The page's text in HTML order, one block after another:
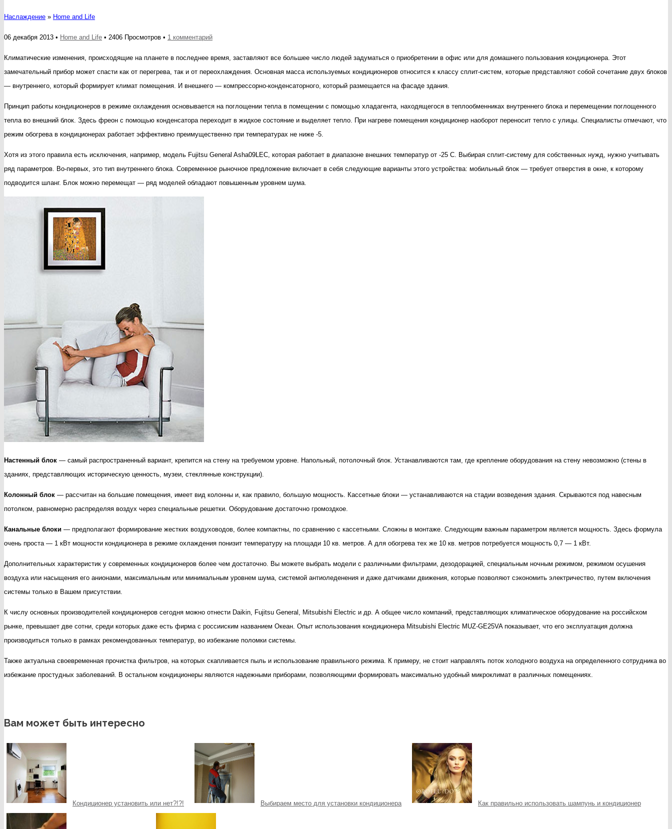
Наслаждение » Home and Life
06 декабря 2013 • Home and Life • 2406 Просмотров • 1 комментарийк
Asha09LEC
Климатические изменения, происходящие на планете в последнее время, заставляют все большее число людей задуматься о приобретении в офис или для домашнего пользования кондиционера. Этот
замечательный прибор может спасти как от перегрева, так и от переохлаждения. Основная масса используемых кондиционеров относится к классу сплит-систем, которые представляют собой сочетание двух блоков
— внутреннего, который формирует климат помещения. И внешнего — компрессорно-конденсаторного, который размещается на фасаде здания.
Принцип работы кондиционеров в режиме охлаждения основывается на поглощении тепла в помещении с помощью хладагента, находящегося в теплообменниках внутреннего блока и перемещении поглощенного
тепла во внешний блок. Здесь фреон с помощью конденсатора переходит в жидкое состояние и выделяет тепло. При нагреве помещения кондиционер наоборот переносит тепло с улицы. Специалисты отмечают, что
режим обогрева в кондиционерах работает эффективно преимущественно при температурах не ниже -5.
Хотя из этого правила есть исключения, например, модель Fujitsu General Asha09LEC, которая работает в диапазоне внешних температур от -25 С. Выбирая сплит-систему для собственных нужд, нужно учитывать
ряд параметров. Во-первых, это тип внутреннего блока. Современное рыночное предложение включает в себя следующие варианты этого устройства: мобильный блок — требует отверстия в окне, к которому
подводится шланг. Блок можно перемещат — ряд моделей обладают повышенным уровнем шума.
Настенный блок — самый распространенный вариант, крепится на стену на требуемом уровне. Напольный, потолочный блок. Устанавливаются там, где крепление оборудования на стену невозможно (стены в
зданиях, представляющих историческую ценность, музеи, стеклянные конструкции).
Колонный блок — рассчитан на большие помещения, имеет вид колонны и, как правило, большую мощность. Кассетные блоки — устанавливаются на стадии возведения здания. Скрываются под навесным
потолком, равномерно распределяя воздух через специальные решетки. Оборудование достаточно громоздкое.
Канальные блоки — предполагают формирование жестких воздуховодов, более компактны, по сравнению с кассетными. Сложны в монтаже. Следующим важным параметром является мощность. Здесь формула
очень проста — 1 кВт мощности кондиционера в режиме охлаждения понизит температуру на площади 10 кв. метров. А для обогрева тех же 10 кв. метров потребуется мощность 0,7 — 1 кВт.
Дополнительных характеристик у современных кондиционеров более чем достаточно. Вы можете выбрать модели с различными фильтрами, дезодорацией, специальным ночным режимом, режимом осушения
воздуха или насыщения его анионами, максимальным или минимальным уровнем шума, системой антиоледенения и даже датчиками движения, которые позволяют сэкономить электричество, путем включения
системы только в Вашем присутствии.
К числу основных производителей кондиционеров сегодня можно отнести Daikin, Fujitsu General, Mitsubishi Electric и др. А общее число компаний, представляющих климатическое оборудование на российском
рынке, превышает две сотни, среди которых даже есть фирма с россииским названием Океан. Опыт использования кондиционера Mitsubishi Electric MUZ-GE25VA показывает, что его эксплуатация должна
производиться только в рамках рекомендованных температур, во избежание поломки системы.
Также актуальна своевременная прочистка фильтров, на которых скапливается пыль и использование правильного режима. К примеру, не стоит направлять поток холодного воздуха на определенного сотрудника во
избежание простудных заболеваний. В остальном кондиционеры являются надежными приборами, позволяющими формировать максимально удобный микроклимат в различных помещениях.
Вам может быть интересно
Кондиционер установить или нет?!?! Выбираем место для установки кондиционера Как правильно использовать шампунь и кондиционер